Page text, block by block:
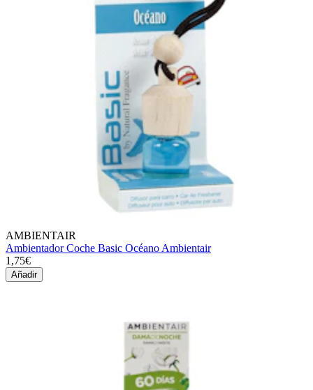
AMBIENTAIR
Ambientador Coche Basic Océano Ambientair
1,75€
Añadir